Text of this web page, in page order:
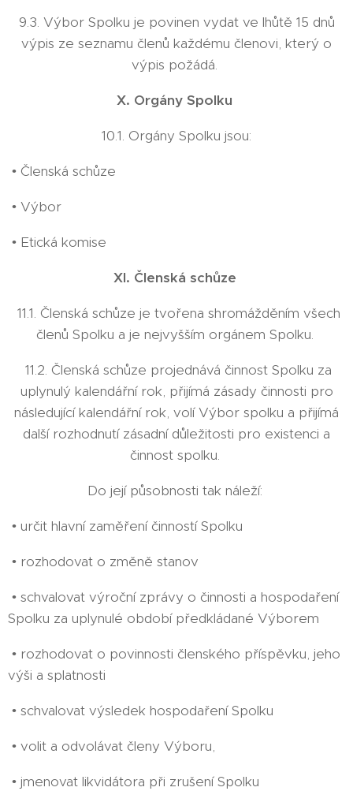
9.3. Výbor Spolku je povinen vydat ve lhůtě 15 dnů
výpis ze seznamu členů každému členovi, který o
výpis požádá.
X. Orgány Spolku
10.1. Orgány Spolku jsou:
• Členská schůze
• Výbor
• Etická komise
XI. Členská schůze
11.1. Členská schůze je tvořena shromážděním všech
členů Spolku a je nejvyšším orgánem Spolku.
11.2. Členská schůze projednává činnost Spolku za
uplynulý kalendářní rok, přijímá zásady činnosti pro
následující kalendářní rok, volí Výbor spolku a přijímá
další rozhodnutí zásadní důležitosti pro existenci a
činnost spolku.
Do její působnosti tak náleží:
• určit hlavní zaměření činností Spolku
• rozhodovat o změně stanov
• schvalovat výroční zprávy o činnosti a hospodaření
Spolku za uplynulé období předkládané Výborem
• rozhodovat o povinnosti členského příspěvku, jeho
výši a splatnosti
• schvalovat výsledek hospodaření Spolku
• volit a odvolávat členy Výboru,
• jmenovat likvidátora při zrušení Spolku